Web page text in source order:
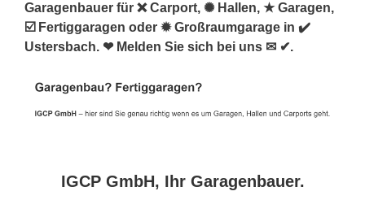
Garagenbauer für ❌ Carport, ✺ Hallen, ★ Garagen,
☑️ Fertiggaragen oder ✹ Großraumgarage in ✔️
Ustersbach. ❤ Melden Sie sich bei uns ✉ ✔.
IGCP GmbH, Ihr Garagenbauer.